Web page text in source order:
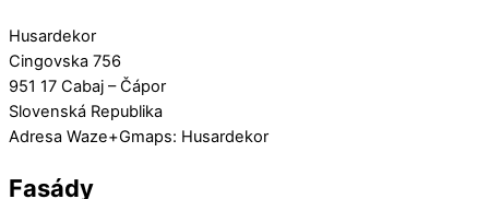
Husardekor
Cingovska 756
951 17 Cabaj – Čápor
Slovenská Republika
Adresa Waze+Gmaps: Husardekor
Fasády